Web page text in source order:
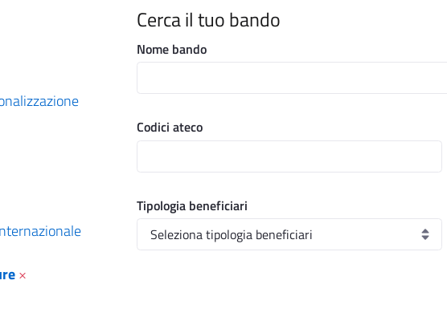
Servizi Digitali Regione Puglia
×
Cerca il tuo bando
Nome bando
Codici ateco
Tipologia beneficiari